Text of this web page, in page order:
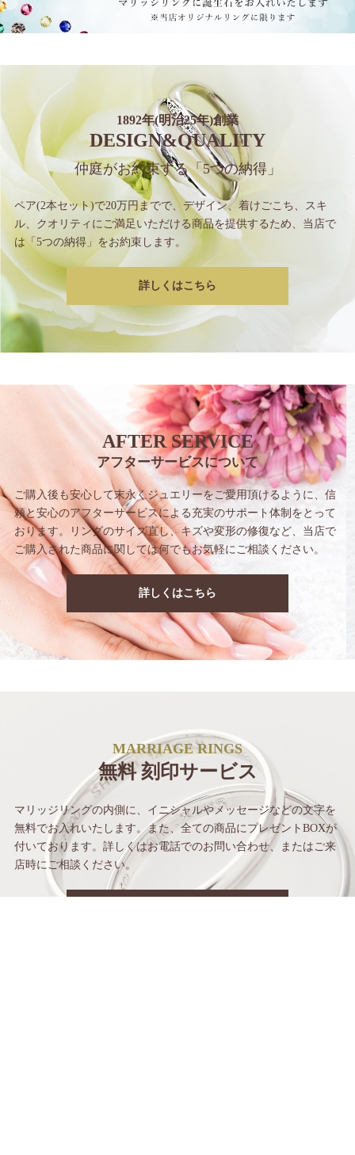
1892年(明治25年)創業
DESIGN&QUALITY
仲庭がお約束する「5つの納得」
ペア(2本セット)で20万円までで、 デザイン、着けごこち、スキ
ル、クオリティにご満足いただける商品を提供するため、 当店で
は「5つの納得」をお約束します。
詳しくはこちら
AFTER SERVICE
アフターサービスについて
ご購入後も安心して末永くジュエリーをご愛用頂けるように、信
頼と安心のアフターサービスによる充実のサポート体制をとって
おります。
リングのサイズ直し、キズや変形の修復など、 当店で
ご購入された商品に関しては何でもお気軽にご相談ください。
詳しくはこちら
MARRIAGE RINGS
無料 刻印サービス
マリッジリングの内側に、イニシャルやメッセージなどの文字を
無料でお入れいたします。また、全ての商品にプレゼントBOXが
付いております。詳しくはお電話でのお問い合わせ、
またはご来
店時にご相談ください。